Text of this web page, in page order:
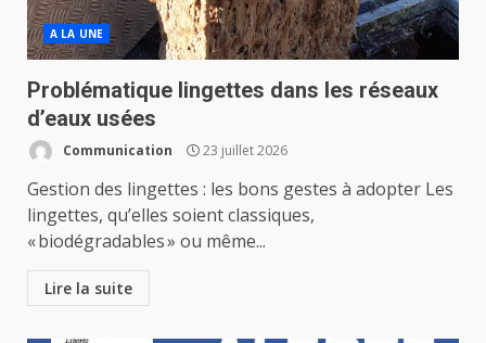
A LA UNE
Problématique lingettes dans les réseaux
d’eaux usées
Communication 23 juillet 2026
Gestion des lingettes : les bons gestes à adopter Les
lingettes, qu’elles soient classiques,
« biodégradables » ou même...
Lire la suite